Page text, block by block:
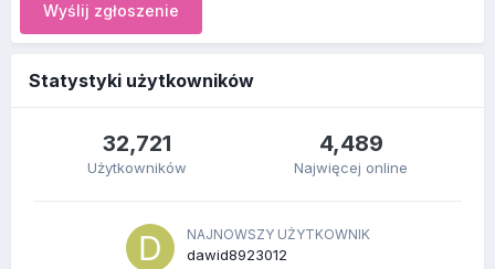
Wyślij zgłoszenie
Statystyki użytkowników
32,721
Użytkowników
4,489
Najwięcej online
NAJNOWSZY UŻYTKOWNIK
dawid8923012